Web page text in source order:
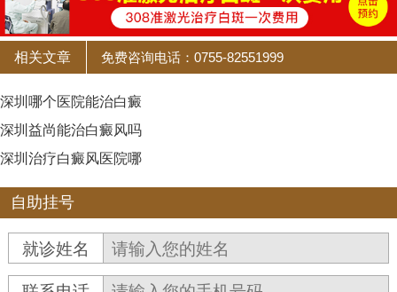
相关文章 免费咨询电话：0755-82551999
深圳哪个医院能治白癜
深圳益尚能治白癜风吗
深圳治疗白癜风医院哪
自助挂号
就诊姓名